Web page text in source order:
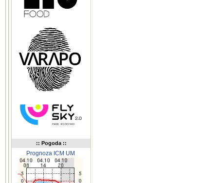
:: Pogoda ::
Prognoza ICM UM